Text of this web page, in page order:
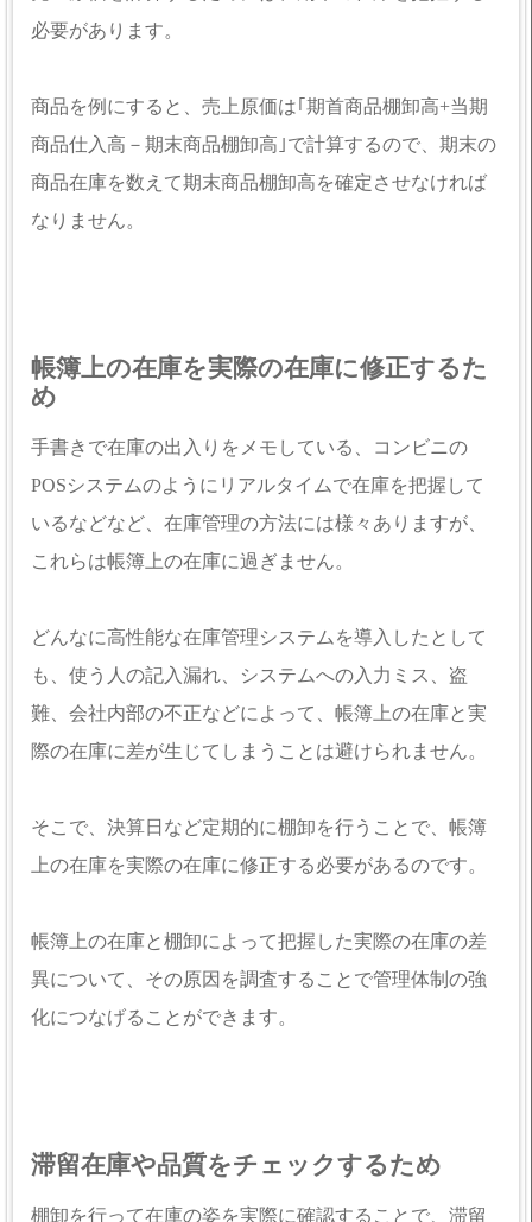
必要があります。
商品を例にすると、売上原価は｢期首商品棚卸高+当期
商品仕入高－期末商品棚卸高｣で計算するので、期末の
商品在庫を数えて期末商品棚卸高を確定させなければ
なりません。
帳簿上の在庫を実際の在庫に修正するた
め
手書きで在庫の出入りをメモしている、コンビニの
POSシステムのようにリアルタイムで在庫を把握して
いるなどなど、在庫管理の方法には様々ありますが、
これらは帳簿上の在庫に過ぎません。
どんなに高性能な在庫管理システムを導入したとして
も、使う人の記入漏れ、システムへの入力ミス、盗
難、会社内部の不正などによって、帳簿上の在庫と実
際の在庫に差が生じてしまうことは避けられません。
そこで、決算日など定期的に棚卸を行うことで、帳簿
上の在庫を実際の在庫に修正する必要があるのです。
帳簿上の在庫と棚卸によって把握した実際の在庫の差
異について、その原因を調査することで管理体制の強
化につなげることができます。
滞留在庫や品質をチェックするため
棚卸を行って在庫の姿を実際に確認することで、滞留